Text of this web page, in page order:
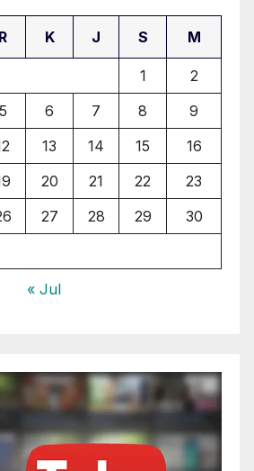
R K J S M
1
2
5 6 7 8
9
13 14 15
16
20 21 22
23
27 28 29
30
« Jul